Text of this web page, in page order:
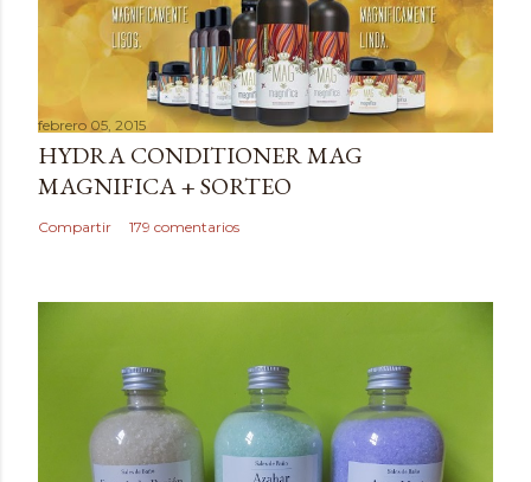
a
r
u
n
c
febrero 05, 2015
HYDRA CONDITIONER MAG
MAGNIFICA + SORTEO
Compartir 179 comentarios